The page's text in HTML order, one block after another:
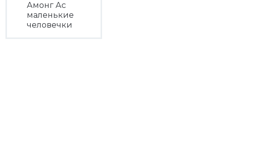
Амонг Ас
маленькие
человечки